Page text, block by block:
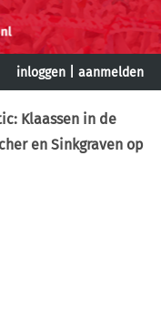
inloggen aanmelden
Klaassen in de
en Sinkgraven op